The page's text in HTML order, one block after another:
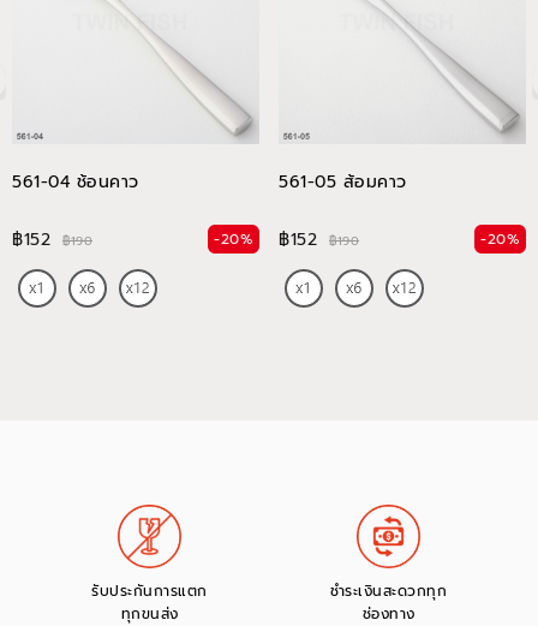
561-04 ช้อนคาว
฿152 ฿190 -20%
561-05 ส้อมคาว
฿152 ฿190 -20%
รับประกันการแตก
ทุกขนส่ง
ชำระเงินสะดวกทุก
ช่องทาง